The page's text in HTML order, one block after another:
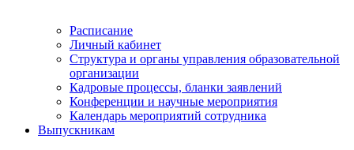
Расписание
Личный кабинет
Структура и органы управления образовательной
организации
Кадровые процессы, бланки заявлений
Конференции и научные мероприятия
Календарь мероприятий сотрудника
Выпускникам